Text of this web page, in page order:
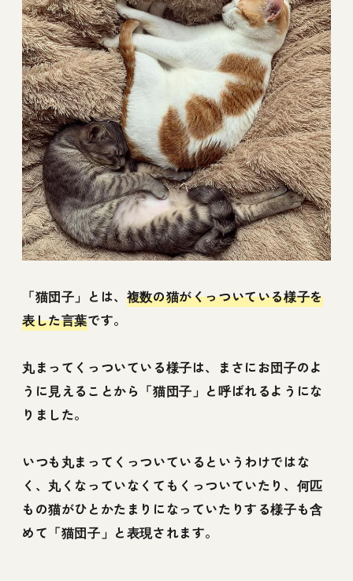
「猫団子」とは、 複数の猫がくっついている様子を
表した言葉です。
丸まってくっついている様子は、まさにお団子のよ
うに見えることから「猫団子」と呼ばれるようにな
りました。
いつも丸まってくっついているというわけではな
く、丸くなっていなくてもくっついていたり、何匹
もの猫がひとかたまりになっていたりする様子も含
めて「猫団子」と表現されます。